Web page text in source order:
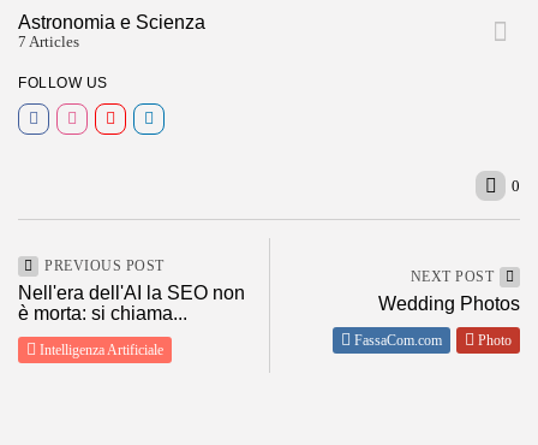
Astronomia e Scienza
7 Articles
FOLLOW US
0
PREVIOUS POST
Nell'era dell'AI la SEO non
è morta: si chiama...
Intelligenza Artificiale
NEXT POST
Wedding Photos
FassaCom.com Photo